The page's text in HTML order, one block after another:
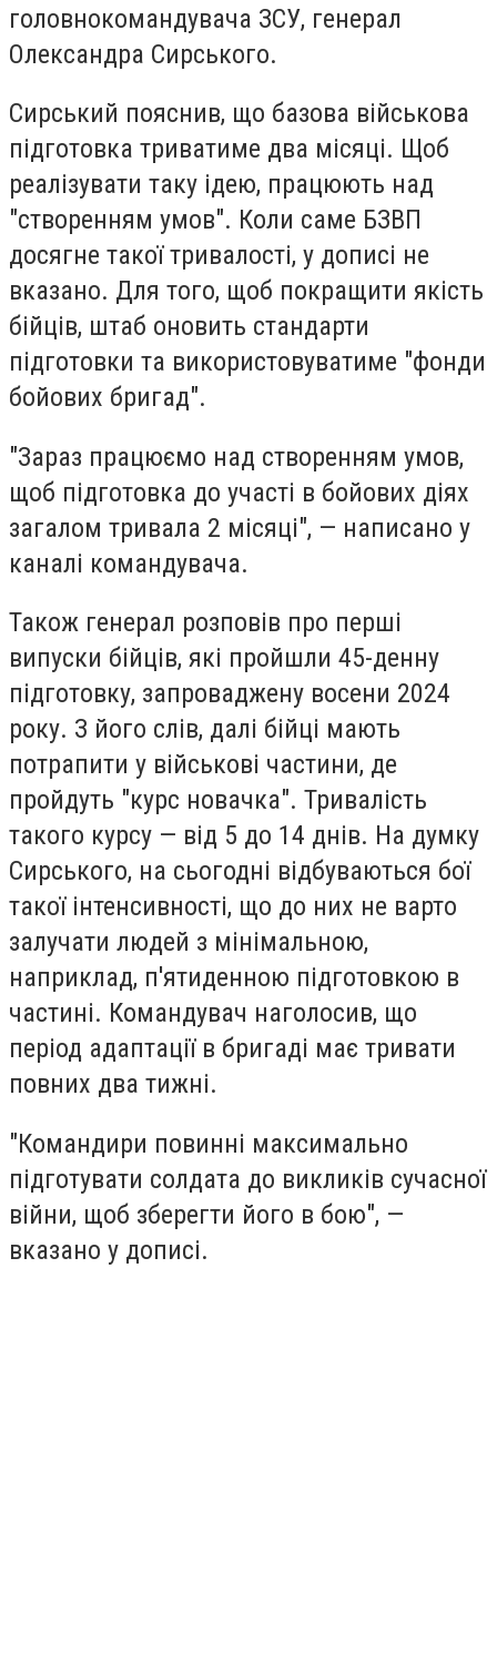
головнокомандувача ЗСУ, генерал
Олександра Сирського.
Сирський пояснив, що базова військова
підготовка триватиме два місяці. Щоб
реалізувати таку ідею, працюють над
"створенням умов". Коли саме БЗВП
досягне такої тривалості, у дописі не
вказано. Для того, щоб покращити якість
бійців, штаб оновить стандарти
підготовки та використовуватиме "фонди
бойових бригад".
"Зараз працюємо над створенням умов,
щоб підготовка до участі в бойових діях
загалом тривала 2 місяці", — написано у
каналі командувача.
Також генерал розповів про перші
випуски бійців, які пройшли 45-денну
підготовку, запроваджену восени 2024
року. З його слів, далі бійці мають
потрапити у військові частини, де
пройдуть "курс новачка". Тривалість
такого курсу — від 5 до 14 днів. На думку
Сирського, на сьогодні відбуваються бої
такої інтенсивності, що до них не варто
залучати людей з мінімальною,
наприклад, п'ятиденною підготовкою в
частині. Командувач наголосив, що
період адаптації в бригаді має тривати
повних два тижні.
"Командири повинні максимально
підготувати солдата до викликів сучасної
війни, щоб зберегти його в бою", —
вказано у дописі.